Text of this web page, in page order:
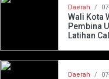
Daerah /
Wali Kota
Pembina
Latihan
Daerah /